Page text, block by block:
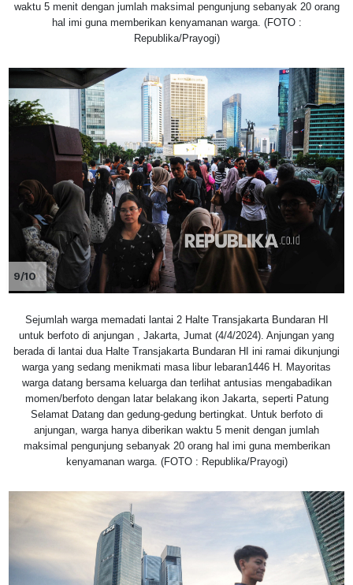
waktu 5 menit dengan jumlah maksimal pengunjung sebanyak 20 orang
hal imi guna memberikan kenyamanan warga. (FOTO :
Republika/Prayogi)
9/10
Sejumlah warga memadati lantai 2 Halte Transjakarta Bundaran HI
untuk berfoto di anjungan , Jakarta, Jumat (4/4/2024). Anjungan yang
berada di lantai dua Halte Transjakarta Bundaran HI ini ramai dikunjungi
warga yang sedang menikmati masa libur lebaran1446 H. Mayoritas
warga datang bersama keluarga dan terlihat antusias mengabadikan
momen/berfoto dengan latar belakang ikon Jakarta, seperti Patung
Selamat Datang dan gedung-gedung bertingkat. Untuk berfoto di
anjungan, warga hanya diberikan waktu 5 menit dengan jumlah
maksimal pengunjung sebanyak 20 orang hal imi guna memberikan
kenyamanan warga. (FOTO : Republika/Prayogi)